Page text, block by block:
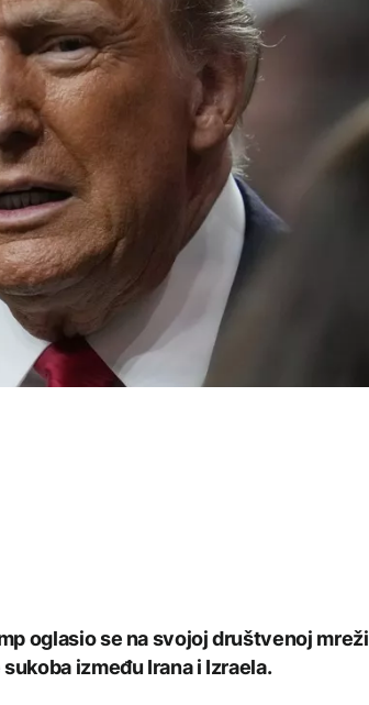
oglasio se na svojoj društvenoj mreži
između Irana i Izraela.